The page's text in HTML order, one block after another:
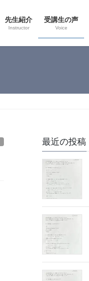
先生紹介
Instructor
受講生の声
Voice
最近の投稿